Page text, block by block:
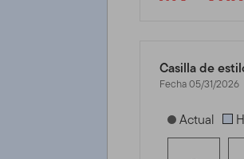
Casilla de
Fecha 05/31/2026
Actual